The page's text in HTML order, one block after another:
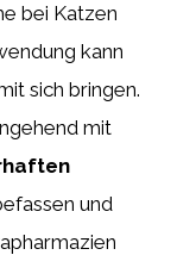
bei Katzen
kann
sich bringen.
mit
und